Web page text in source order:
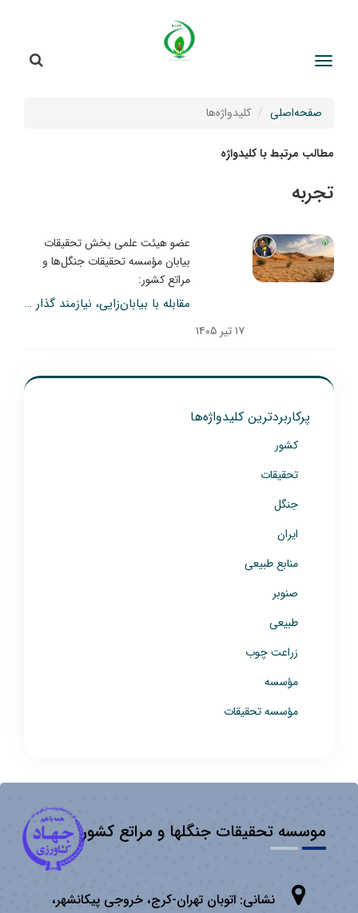
صفحه‌اصلی کلیدواژه‌ها
مطالب مرتبط با کلیدواژه
تجربه
عضو هیئت علمی بخش تحقیقات
بیابان مؤسسه تحقیقات جنگل‌ها و
مراتع کشور:
مقابله با بیابان‌زایی، نیازمند گذار از مدیریت فنی به حکمرانی اجتماعی–اکولوژیکی است
۱۷ تیر ۱۴۰۵
پرکاربردترین کلیدواژه‌ها
کشور
تحقیقات
جنگل
ایران
منابع طبیعی
صنوبر
طبیعی
زراعت چوب
مؤسسه
مؤسسه تحقیقات
موسسه تحقیقات جنگلها و مراتع کشور
نشانی: اتوبان تهران­-كرج، خروجی پیكانشهر،